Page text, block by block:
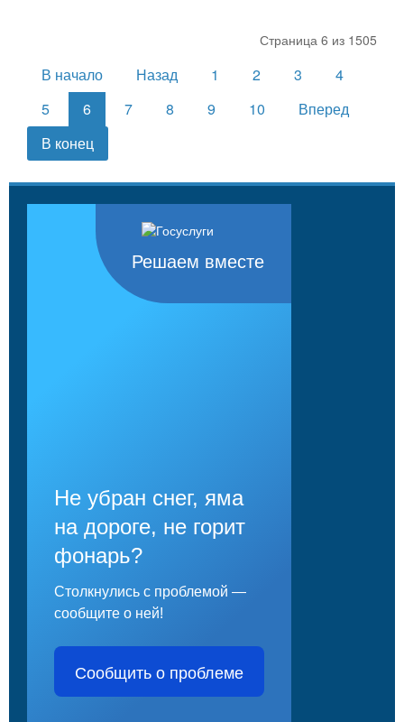
Страница 6 из 1505
В начало Назад 1 2 3
4
5
6 7 8 9 10
Вперед
В конец
Решаем вместе
Не убран снег, яма
на дороге, не горит
фонарь?
Столкнулись с проблемой —
сообщите о ней!
Сообщить о проблеме